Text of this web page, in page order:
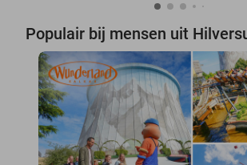
Populair bij mensen uit